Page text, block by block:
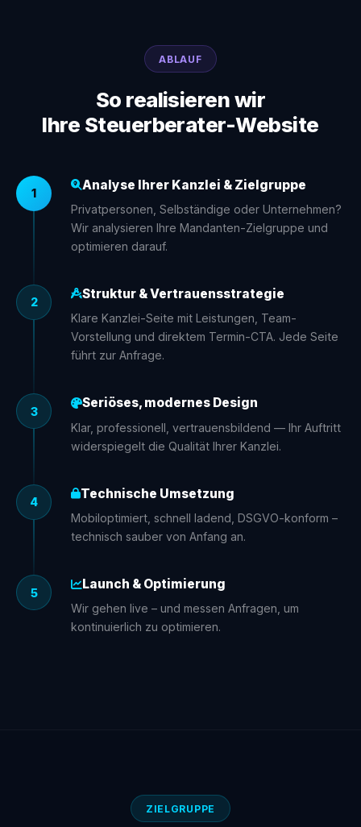
ABLAUF
So realisieren wir
Ihre Steuerberater-Website
1
Analyse Ihrer Kanzlei & Zielgruppe
Privatpersonen, Selbständige oder Unternehmen?
Wir analysieren Ihre Mandanten-Zielgruppe und
optimieren darauf.
2
Struktur & Vertrauensstrategie
Klare Kanzlei-Seite mit Leistungen, Team-
Vorstellung und direktem Termin-CTA. Jede Seite
führt zur Anfrage.
3
Seriöses, modernes Design
Klar, professionell, vertrauensbildend — Ihr Auftritt
widerspiegelt die Qualität Ihrer Kanzlei.
4
Technische Umsetzung
Mobiloptimiert, schnell ladend, DSGVO-konform –
technisch sauber von Anfang an.
5
Launch & Optimierung
Wir gehen live – und messen Anfragen, um
kontinuierlich zu optimieren.
ZIELGRUPPE